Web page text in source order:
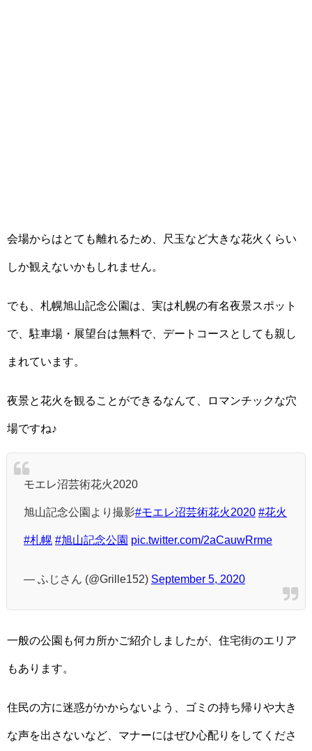
会場からはとても離れるため、尺玉など大きな花火くらい
しか観えないかもしれません。
でも、札幌旭山記念公園は、実は札幌の有名夜景スポット
で、駐車場・展望台は無料で、デートコースとしても親し
まれています。
夜景と花火を観ることができるなんて、ロマンチックな穴
場ですね♪
モエレ沼芸術花火2020
旭山記念公園より撮影#モエレ沼芸術花火2020 #花火
#札幌 #旭山記念公園 pic.twitter.com/2aCauwRrme
— ふじさん (@Grille152) September 5, 2020
一般の公園も何カ所かご紹介しましたが、住宅街のエリア
もあります。
住民の方に迷惑がかからないよう、ゴミの持ち帰りや大き
な声を出さないなど、マナーにはぜひ心配りをしてくださ